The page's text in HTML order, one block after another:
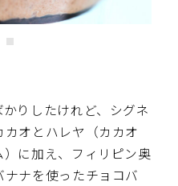
りしたけれど、シグネ
オとハレヤ（カカオ
に加え、フィリピン奥
ナを使ったチョコバ